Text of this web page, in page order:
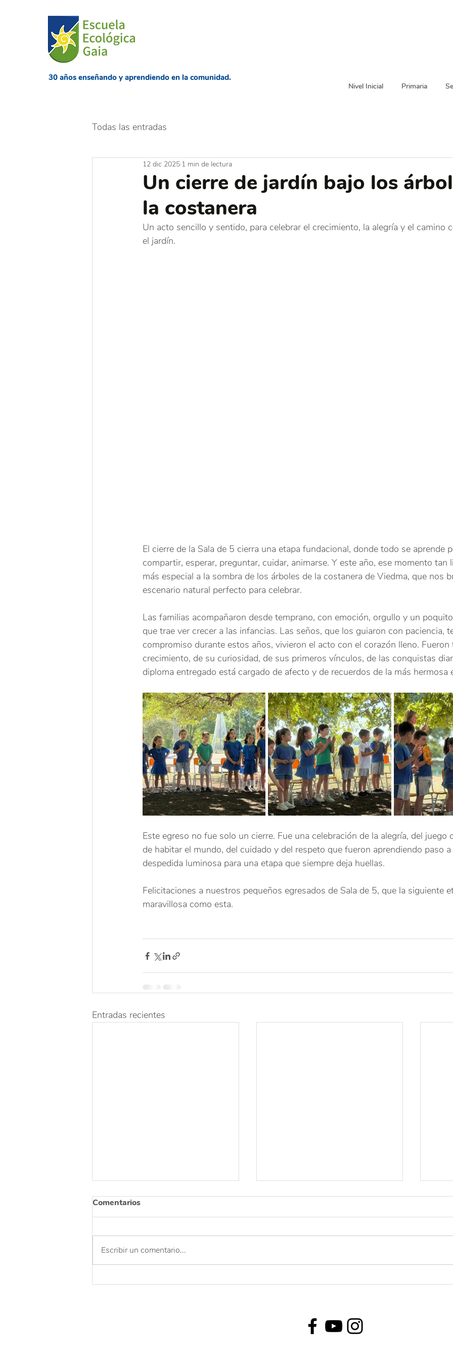
​30 años enseñando y aprendiendo en la comunidad.
Nivel Inicial Primaria
Todas las entradas
Un cierre de jardín bajo los
la costanera
12 dic 2025 1 min de lectura
Un acto sencillo y sentido, para celebrar el crecimiento, la alegría y el camino
el jardín.
El cierre de la Sala de 5 cierra una etapa fundacional, donde todo se aprende
compartir, esperar, preguntar, cuidar, animarse. Y este año, ese momento tan
más especial a la sombra de los árboles de la costanera de Viedma, que nos
escenario natural perfecto para celebrar.
Las familias acompañaron desde temprano, con emoción, orgullo y un
que trae ver crecer a las infancias. Las seños, que los guiaron con paciencia,
compromiso durante estos años, vivieron el acto con el corazón lleno.
crecimiento, de su curiosidad, de sus primeros vínculos, de las conquistas
diploma entregado está cargado de afecto y de recuerdos de la más hermosa
Este egreso no fue solo un cierre. Fue una celebración de la alegría, del juego
de habitar el mundo, del cuidado y del respeto que fueron aprendiendo paso
despedida luminosa para una etapa que siempre deja huellas.
Felicitaciones a nuestros pequeños egresados de Sala de 5, que la siguiente
maravillosa como esta.
Entradas recientes
Comentarios
Escribir un comentario...